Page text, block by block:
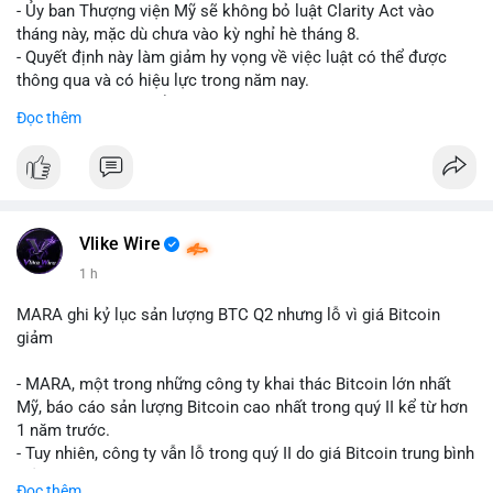
- Ủy ban Thượng viện Mỹ sẽ không bỏ luật Clarity Act vào
tháng này, mặc dù chưa vào kỳ nghỉ hè tháng 8.
- Quyết định này làm giảm hy vọng về việc luật có thể được
thông qua và có hiệu lực trong năm nay.
mục chứng chỉ cho tài sản số tại Mỹ.
và phát triển thị trường crypto tại Mỹ.
#vlikevn #titanbot
📰 Nguồn: CoinDesk
Đọc thêm
Vlike Wire
1 h
MARA ghi kỷ lục sản lượng BTC Q2 nhưng lỗ vì giá Bitcoin
giảm
- MARA, một trong những công ty khai thác Bitcoin lớn nhất
Mỹ, báo cáo sản lượng Bitcoin cao nhất trong quý II kể từ hơn
1 năm trước.
- Tuy nhiên, công ty vẫn lỗ trong quý II do giá Bitcoin trung bình